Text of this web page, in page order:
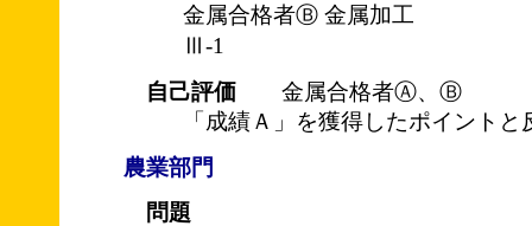
金属合格者Ⓑ 金属加工
Ⅲ-1
自己評価 金属合格者Ⓐ、Ⓑ
「成績Ａ」を獲得したポイントと
農業部門
問題